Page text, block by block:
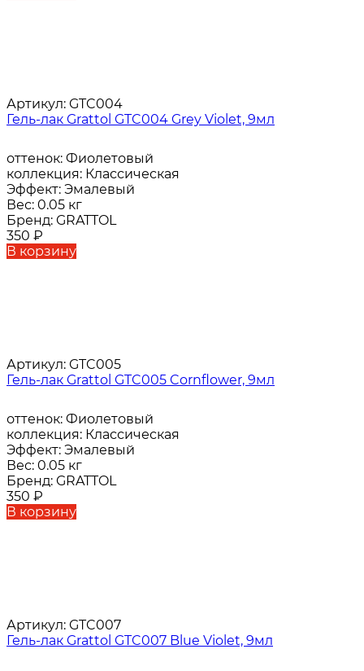
Артикул: GTC004
Гель-лак Grattol GTC004 Grey Violet, 9мл
оттенок: Фиолетовый
коллекция: Классическая
Эффект: Эмалевый
Вес: 0.05 кг
Бренд: GRATTOL
350 ₽
В корзину
Артикул: GTC005
Гель-лак Grattol GTC005 Cornflower, 9мл
оттенок: Фиолетовый
коллекция: Классическая
Эффект: Эмалевый
Вес: 0.05 кг
Бренд: GRATTOL
350 ₽
В корзину
Артикул: GTC007
Гель-лак Grattol GTC007 Blue Violet, 9мл